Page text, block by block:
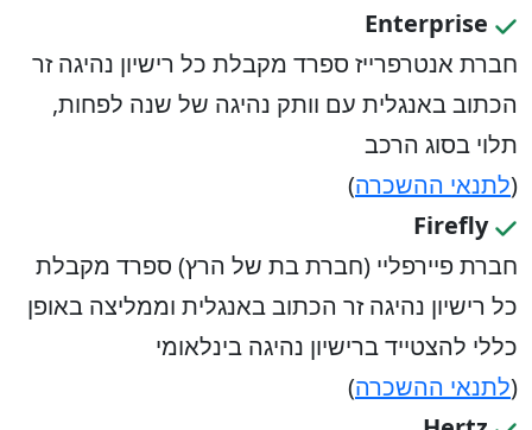
Enterprise
חברת אנטרפרייז ספרד מקבלת כל רישיון נהיגה זר
הכתוב באנגלית עם וותק נהיגה של שנה לפחות,
תלוי בסוג הרכב
(לתנאי ההשכרה)
Firefly
חברת פיירפליי (חברת בת של הרץ) ספרד מקבלת
כל רישיון נהיגה זר הכתוב באנגלית וממליצה באופן
כללי להצטייד ברישיון נהיגה בינלאומי
(לתנאי ההשכרה)